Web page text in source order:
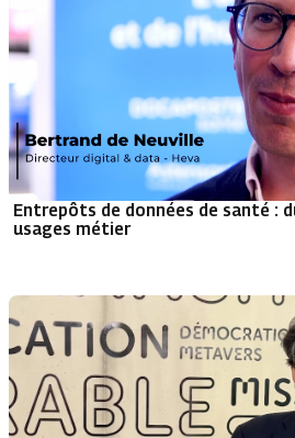
Entrepôts de données de santé :
usages métier